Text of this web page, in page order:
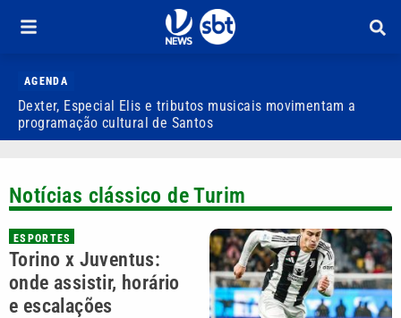
AGENDA
Dexter, Especial Elis e tributos musicais movimentam a
programação cultural de Santos
Notícias clássico de Turim
ESPORTES
Torino x Juventus:
onde assistir, horário
e escalações